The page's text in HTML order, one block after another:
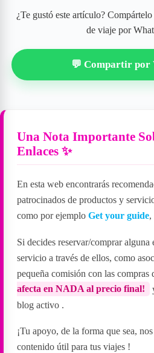
¿Te gustó este artículo?
de viaje por
💬 Compartir por
Una Nota Importante
Enlaces ✨
En esta web encontrarás
patrocinados de productos y
como por ejemploGet your guide,
Si decides reservar/comprar
servicio a través de ellos, como
pequeña comisión con las compras
afecta en NADA al precio final!
blog activo .
¡Tu apoyo, de la forma que sea,
contenido útil para tus viajes !